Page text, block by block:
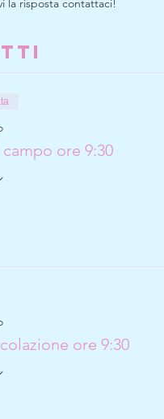
la risposta contattaci!
ore 9:30
ore 9:30